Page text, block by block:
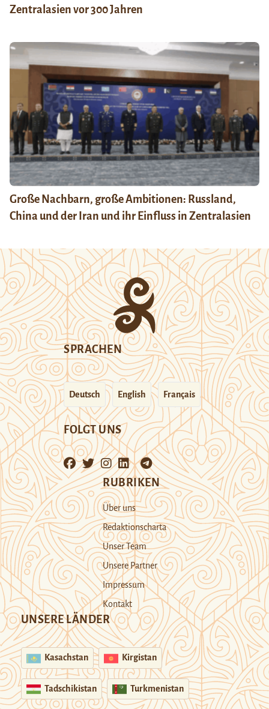
Zentralasien vor 300 Jahren
Große Nachbarn, große Ambitionen: Russland,
China und der Iran und ihr Einfluss in Zentralasien
SPRACHEN
Deutsch English Français
FOLGT UNS
RUBRIKEN
Über uns
Redaktionscharta
Unser Team
Unsere Partner
Impressum
Kontakt
UNSERE LÄNDER
Kasachstan Kirgistan
Tadschikistan Turkmenistan